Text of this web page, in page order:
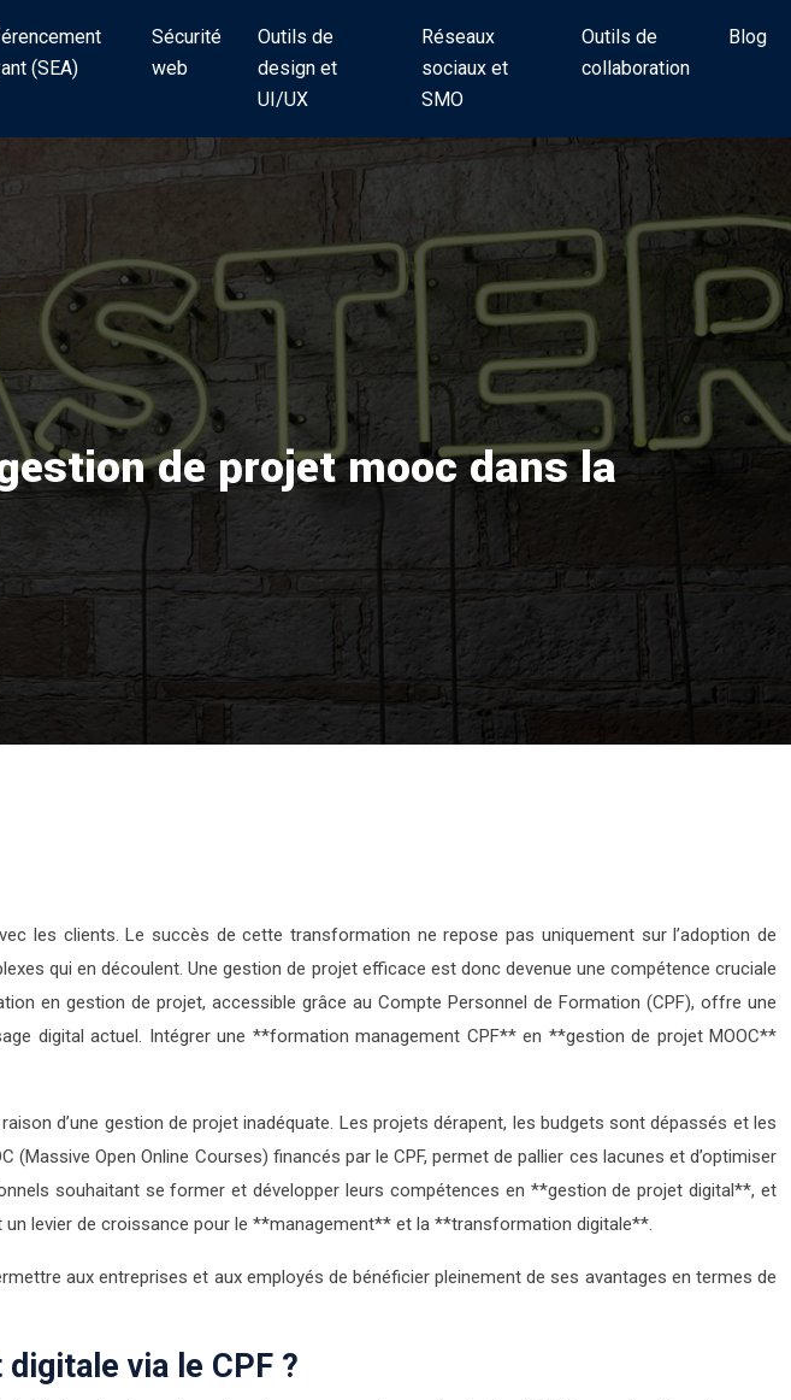
(SEA)
Sécurité
web
Outils de
design et
UI/UX
Réseaux
sociaux et
SMO
Outils de
collaboration
Blog
de projet mooc dans la
les clients. Le succès de cette transformation ne repose pas uniquement sur l’adoption de
qui en découlent. Une gestion de projet efficace est donc devenue une compétence cruciale
en gestion de projet, accessible grâce au Compte Personnel de Formation (CPF), offre une
digital actuel. Intégrer une **formation management CPF** en **gestion de projet MOOC**
d’une gestion de projet inadéquate. Les projets dérapent, les budgets sont dépassés et les
Open Online Courses) financés par le CPF, permet de pallier ces lacunes et d’optimiser
souhaitant se former et développer leurs compétences en **gestion de projet digital**, et
levier de croissance pour le **management** et la **transformation digitale**.
aux entreprises et aux employés de bénéficier pleinement de ses avantages en termes de
via le CPF ?